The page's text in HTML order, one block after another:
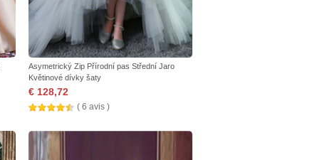
Asymetrický Zip Přírodní pas Střední Jaro
Květinové dívky šaty
€ 128,72
( 6 avis )